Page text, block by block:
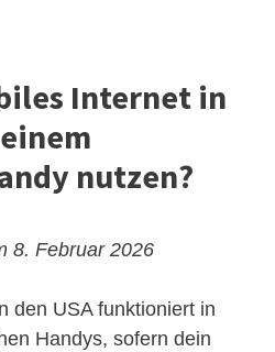
Internet in
nutzen?
8. Februar 2026
den USA funktioniert in
Handys, sofern dein